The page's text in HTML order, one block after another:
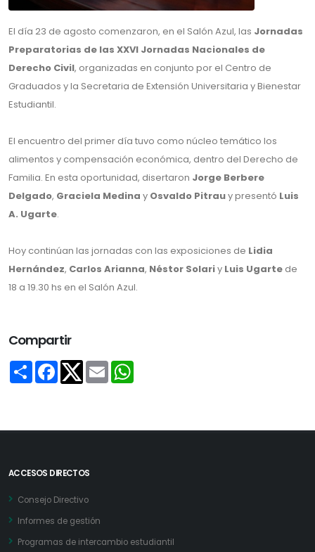
El día 23 de agosto comenzaron, en el Salón Azul, las Jornadas
Preparatorias de las XXVI Jornadas Nacionales de
Derecho Civil, organizadas en conjunto por el Centro de
Graduados y la Secretaria de Extensión Universitaria y Bienestar
Estudiantil.
El encuentro del primer día tuvo como núcleo temático los
alimentos y compensación económica, dentro del Derecho de
Familia. En esta oportunidad, disertaron Jorge Berbere
Delgado, Graciela Medina y Osvaldo Pitrauy presentó Luis
A. Ugarte.
Hoy continúan las jornadas con las exposiciones de Lidia
Hernández, Carlos Arianna, Néstor Solariy Luis Ugarte de
18 a 19.30 hs en el Salón Azul.
Compartir
Share
Facebook
Twitter
Email
ACCESOS DIRECTOS
Consejo Directivo
Informes de gestión
Programas de intercambio estudiantil